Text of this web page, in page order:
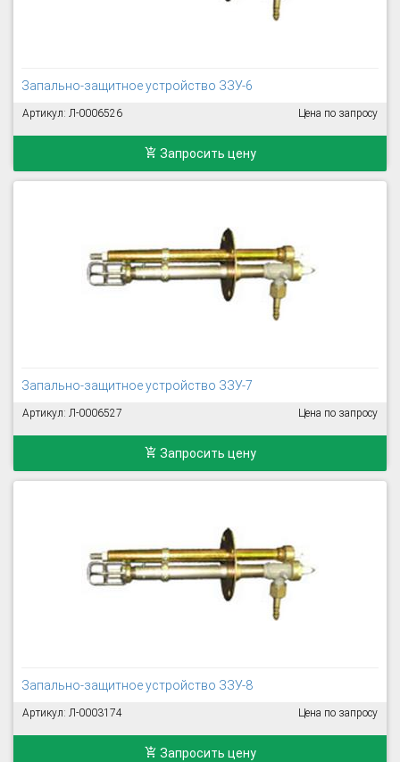
Запально-защитное устройство ЗЗУ-6
Артикул: Л-0006526 Цена по запросу
Запросить цену
Запально-защитное устройство ЗЗУ-7
Артикул: Л-0006527 Цена по запросу
Запросить цену
Запально-защитное устройство ЗЗУ-8
Артикул: Л-0003174 Цена по запросу
Запросить цену